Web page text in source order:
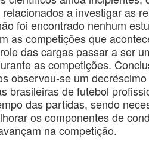
a investigar as
foi encontrado nenhum
as competições que
das cargas passar a ser
as competições.
observou-se um
brasileiras de futebol
das partidas, sendo
os componentes de
na competição.